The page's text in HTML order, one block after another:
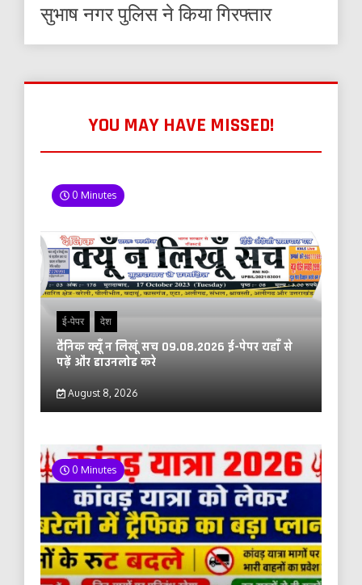
सुभाष नगर पुलिस ने किया गिरफ्तार
YOU MAY HAVE MISSED!
0 Minutes
ई-पेपर देश
दैनिक क्यूँ न लिखूं सच 09.08.2026 ई-पेपर यहाँ से
पढ़ें और डाउनलोड करे
August 8, 2026
0 Minutes